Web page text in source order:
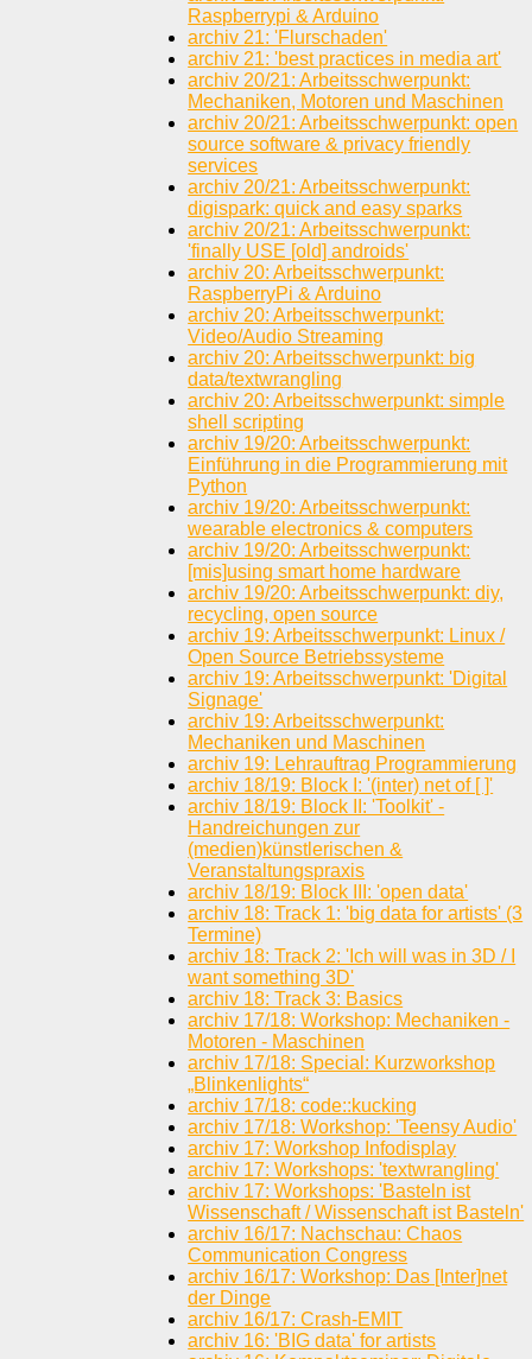
Raspberrypi & Arduino
archiv 21: 'Flurschaden'
archiv 21: 'best practices in media art'
archiv 20/21: Arbeitsschwerpunkt:
Mechaniken, Motoren und Maschinen
archiv 20/21: Arbeitsschwerpunkt: open
source software & privacy friendly
services
archiv 20/21: Arbeitsschwerpunkt:
digispark: quick and easy sparks
archiv 20/21: Arbeitsschwerpunkt:
'finally USE [old] androids'
archiv 20: Arbeitsschwerpunkt:
RaspberryPi & Arduino
archiv 20: Arbeitsschwerpunkt:
Video/Audio Streaming
archiv 20: Arbeitsschwerpunkt: big
data/textwrangling
archiv 20: Arbeitsschwerpunkt: simple
shell scripting
archiv 19/20: Arbeitsschwerpunkt:
Einführung in die Programmierung mit
Python
archiv 19/20: Arbeitsschwerpunkt:
wearable electronics & computers
archiv 19/20: Arbeitsschwerpunkt:
[mis]using smart home hardware
archiv 19/20: Arbeitsschwerpunkt: diy,
recycling, open source
archiv 19: Arbeitsschwerpunkt: Linux /
Open Source Betriebssysteme
archiv 19: Arbeitsschwerpunkt: 'Digital
Signage'
archiv 19: Arbeitsschwerpunkt:
Mechaniken und Maschinen
archiv 19: Lehrauftrag Programmierung
archiv 18/19: Block I: '(inter) net of [ ]'
archiv 18/19: Block II: 'Toolkit' -
Handreichungen zur
(medien)künstlerischen &
Veranstaltungspraxis
archiv 18/19: Block III: 'open data'
archiv 18: Track 1: 'big data for artists' (3
Termine)
archiv 18: Track 2: 'Ich will was in 3D / I
want something 3D'
archiv 18: Track 3: Basics
archiv 17/18: Workshop: Mechaniken -
Motoren - Maschinen
archiv 17/18: Special: Kurzworkshop
„Blinkenlights“
archiv 17/18: code::kucking
archiv 17/18: Workshop: 'Teensy Audio'
archiv 17: Workshop Infodisplay
archiv 17: Workshops: 'textwrangling'
archiv 17: Workshops: 'Basteln ist
Wissenschaft / Wissenschaft ist Basteln'
archiv 16/17: Nachschau: Chaos
Communication Congress
archiv 16/17: Workshop: Das [Inter]net
der Dinge
archiv 16/17: Crash-EMIT
archiv 16: 'BIG data' for artists